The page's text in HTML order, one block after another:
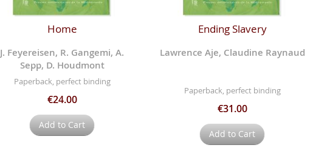
Home
J. Feyereisen, R. Gangemi, A.
Sepp, D. Houdmont
Paperback, perfect binding
€24.00
Add to Cart
Ending Slavery
Lawrence Aje, Claudine Raynaud
Paperback, perfect binding
€31.00
Add to Cart